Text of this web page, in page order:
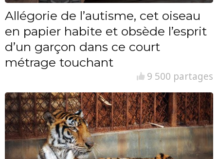
Allégorie de l’autisme, cet oiseau
en papier habite et obsède l’esprit
d’un garçon dans ce court
métrage touchant
9 500 partages